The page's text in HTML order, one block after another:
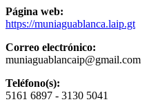
Página web:
https://muniaguablanca.laip.gt
Correo electrónico:
muniaguablancaip@gmail.com
Teléfono(s):
5161 6897 - 3130 5041